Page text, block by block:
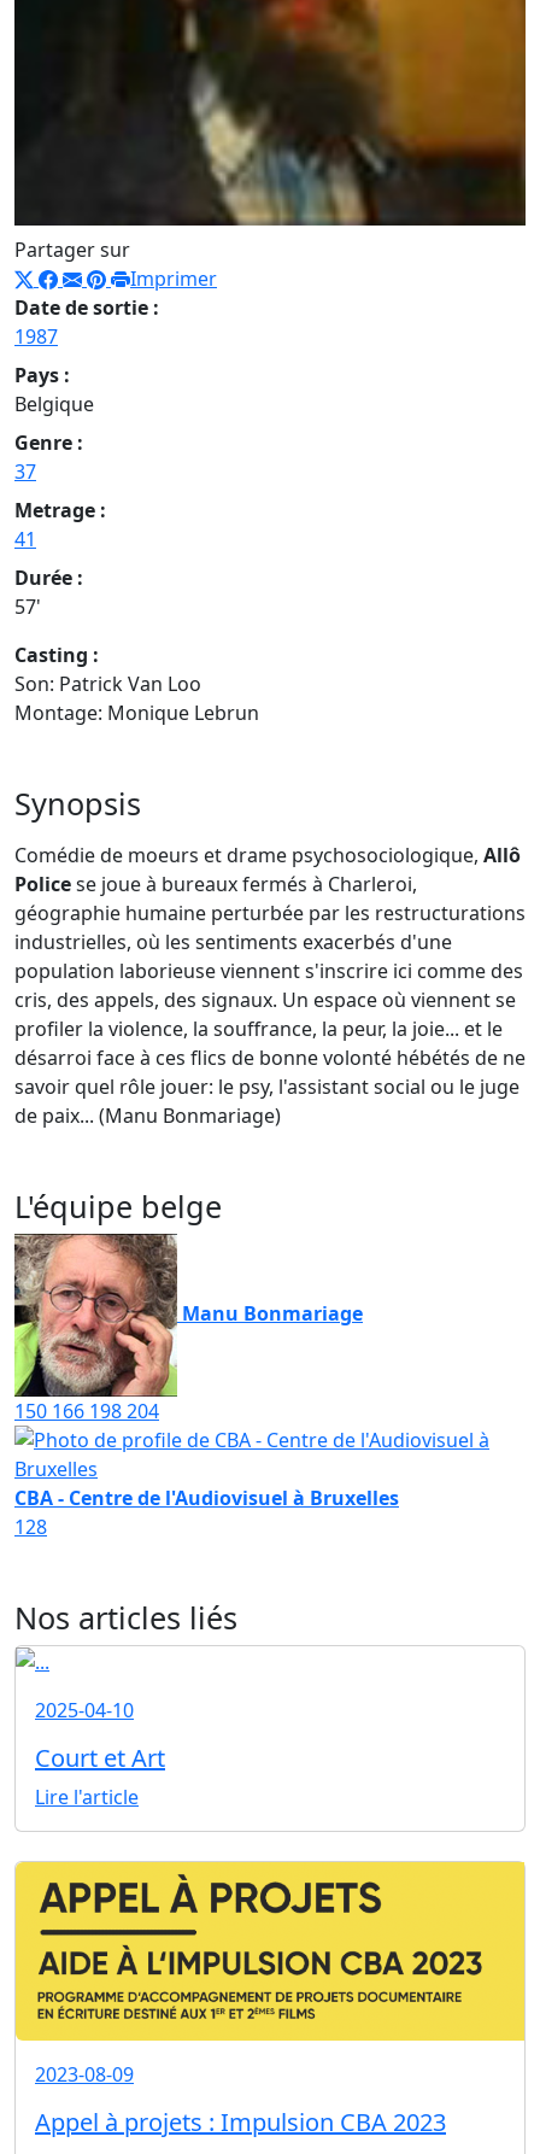
Partager sur
Imprimer
Date de sortie :
1987
Pays :
Belgique
Genre :
37
Metrage :
41
Durée :
57'
Casting :
Son: Patrick Van Loo
Montage: Monique Lebrun
Synopsis
Comédie de moeurs et drame psychosociologique, Allô
Policese joue à bureaux fermés à Charleroi,
géographie humaine perturbée par les restructurations
industrielles, où les sentiments exacerbés d'une
population laborieuse viennent s'inscrire ici comme des
cris, des appels, des signaux. Un espace où viennent se
profiler la violence, la souffrance, la peur, la joie... et le
désarroi face à ces flics de bonne volonté hébétés de ne
savoir quel rôle jouer: le psy, l'assistant social ou le juge
de paix... (Manu Bonmariage)
L'équipe belge
Manu Bonmariage
150 166 198204
CBA - Centre de l'Audiovisuel à Bruxelles
128
Nos articles liés
2025-04-10
Court et Art
Lire l'article
2023-08-09
Appel à projets : Impulsion CBA 2023